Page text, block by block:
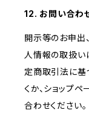
12. お問い合わ
開示等のお申出
人情報の取扱い
定商取引法に基
くか、ショップ
合わせください。